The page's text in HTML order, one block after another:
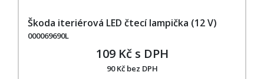
Škoda iteriérová LED čtecí lampička (12 V)
000069690L
109 Kč s DPH
90 Kč bez DPH